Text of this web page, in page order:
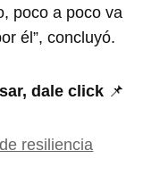
poco a poco va
él”, concluyó.
dale click 📌
resiliencia